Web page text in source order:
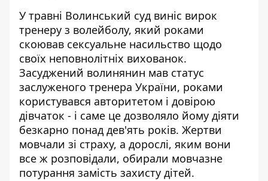
У травні Волинський суд виніс вирок
тренеру з волейболу, який роками
скоював сексуальне насильство щодо
своїх неповнолітніх вихованок.
Засуджений волинянин мав статус
заслуженого тренера України, роками
користувався авторитетом і довірою
дівчаток - і саме це дозволяло йому діяти
безкарно понад дев'ять років. Жертви
мовчали зі страху, а дорослі, яким вони
все ж розповідали, обирали мовчазне
потурання замість захисту дітей.